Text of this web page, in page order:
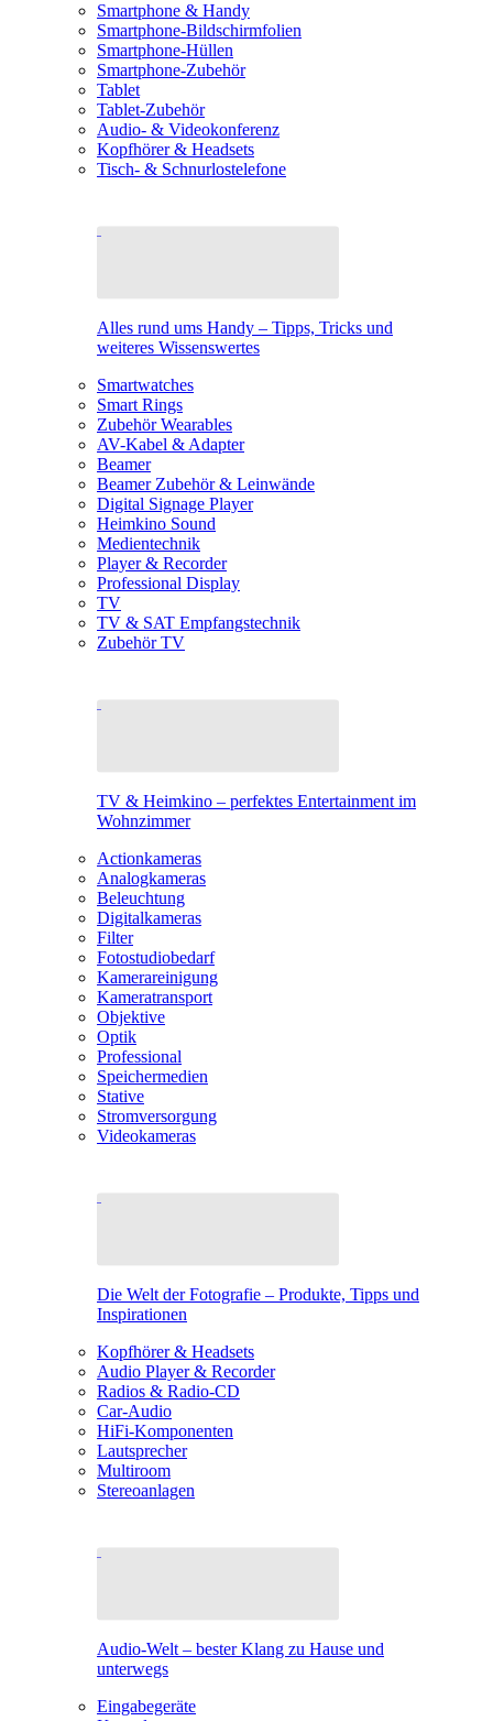
Smartphone & Handy
Smartphone-Bildschirmfolien
Smartphone-Hüllen
Smartphone-Zubehör
Tablet
Tablet-Zubehör
Audio- & Videokonferenz
Kopfhörer & Headsets
Tisch- & Schnurlostelefone
Alles rund ums Handy – Tipps, Tricks und
weiteres Wissenswertes
Smartwatches
Smart Rings
Zubehör Wearables
AV-Kabel & Adapter
Beamer
Beamer Zubehör & Leinwände
Digital Signage Player
Heimkino Sound
Medientechnik
Player & Recorder
Professional Display
TV
TV & SAT Empfangstechnik
Zubehör TV
TV & Heimkino – perfektes Entertainment im
Wohnzimmer
Actionkameras
Analogkameras
Beleuchtung
Digitalkameras
Filter
Fotostudiobedarf
Kamerareinigung
Kameratransport
Objektive
Optik
Professional
Speichermedien
Stative
Stromversorgung
Videokameras
Die Welt der Fotografie – Produkte, Tipps und
Inspirationen
Kopfhörer & Headsets
Audio Player & Recorder
Radios & Radio-CD
Car-Audio
HiFi-Komponenten
Lautsprecher
Multiroom
Stereoanlagen
Audio-Welt – bester Klang zu Hause und
unterwegs
Eingabegeräte